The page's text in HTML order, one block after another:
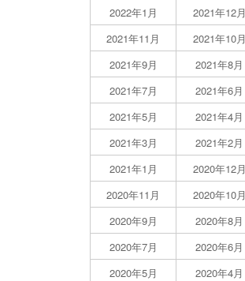
2022年1月
2021年12月
2021年11月
2021年10月
2021年9月
2021年8月
2021年7月
2021年6月
2021年5月
2021年4月
2021年3月
2021年2月
2021年1月
2020年12月
2020年11月
2020年10月
2020年9月
2020年8月
2020年7月
2020年6月
2020年5月
2020年4月